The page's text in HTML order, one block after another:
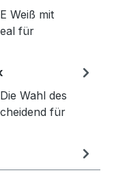
Weiß mit
für
Wahl des
für